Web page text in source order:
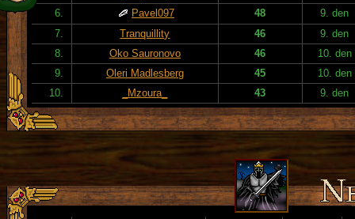
6.
Pavel097 48
9. den
7.
Tranquillity 46
9. den
8.
Oko Sauronovo 46
10. den
9.
Oleri Madlesberg 45
10. den
10.
_Mzoura_ 43 9. den